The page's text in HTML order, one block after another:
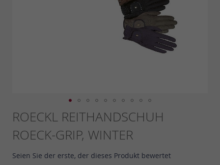
Skip
to
the
beginning
of
the
ROECKL REITHANDSCHUH
ROECK-GRIP, WINTER
Seien Sie der erste, der dieses Produkt bewertet